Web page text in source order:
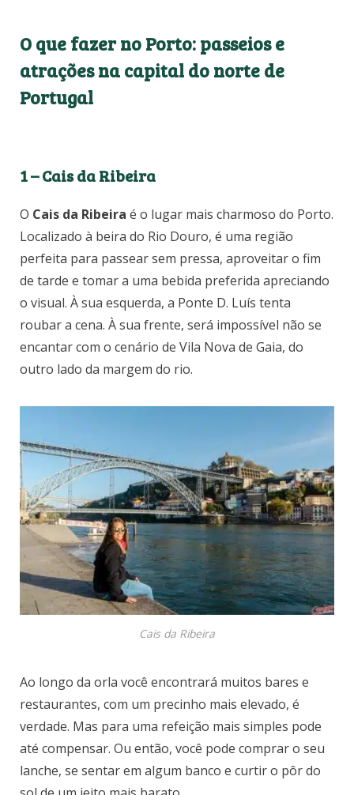
O que fazer no Porto: passeios e
atrações na capital do norte de
Portugal
1 – Cais da Ribeira
O Cais da Ribeira é o lugar mais charmoso do Porto.
Localizado à beira do Rio Douro, é uma região
perfeita para passear sem pressa, aproveitar o fim
de tarde e tomar a uma bebida preferida apreciando
o visual. À sua esquerda, a Ponte D. Luís tenta
roubar a cena. À sua frente, será impossível não se
encantar com o cenário de Vila Nova de Gaia, do
outro lado da margem do rio.
Cais da Ribeira
Ao longo da orla você encontrará muitos bares e
restaurantes, com um precinho mais elevado, é
verdade. Mas para uma refeição mais simples pode
até compensar. Ou então, você pode comprar o seu
lanche, se sentar em algum banco e curtir o pôr do